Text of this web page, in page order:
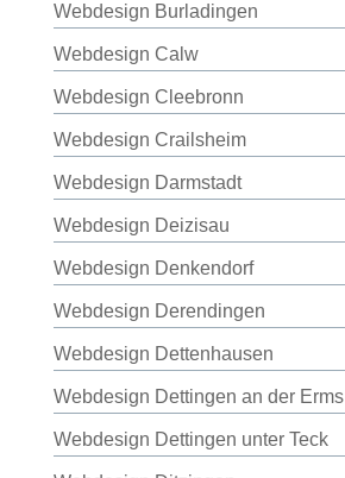
Webdesign Burladingen
Webdesign Calw
Webdesign Cleebronn
Webdesign Crailsheim
Webdesign Darmstadt
Webdesign Deizisau
Webdesign Denkendorf
Webdesign Derendingen
Webdesign Dettenhausen
Webdesign Dettingen an der Erms
Webdesign Dettingen unter Teck